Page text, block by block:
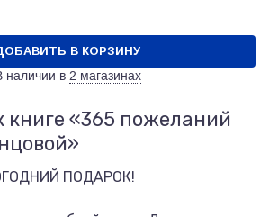
В КОРЗИНУ
наличии в 2 магазинах
книге «365 пожеланий
ПОДАРОК!